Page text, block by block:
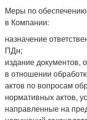
Меры по
в Компании:
назначение
ПДн;
издание документов,
в отношении
актов по вопросам
нормативных актов,
направленные на